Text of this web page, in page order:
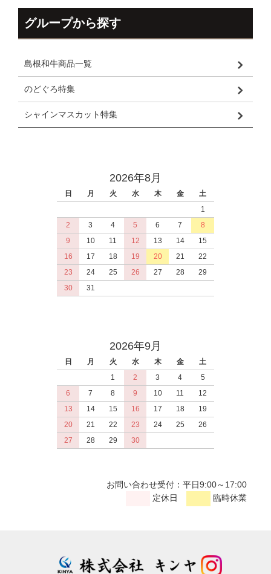
グループから探す
島根和牛商品一覧
のどぐろ特集
シャインマスカット特集
2026年8月
日 月 火 水 木 金
土
1
2
3 4 5 6 7
8
9
10 11 12 13 14
15
16
17 18 19 20 21
22
23
24 25 26 27 28
29
30
31
2026年9月
日 月 火 水 木 金
土
1
2 3 4
5
6
7 8 9 10 11
12
13
14 15 16 17 18
19
20
21 22 23 24 25
26
27
28 29 30
お問い合わせ受付：平日9:00～17:00
定休日
臨時休業